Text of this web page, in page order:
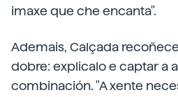
imaxe que che encanta".
Ademais, Calçada
dobre: explicalo e captar a
combinación. "A xente